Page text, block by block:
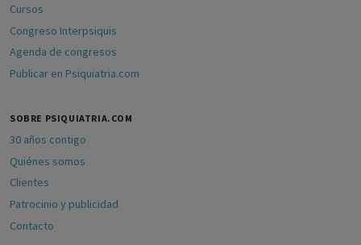
Cursos
Congreso Interpsiquis
Agenda de congresos
Publicar en Psiquiatria.com
SOBRE PSIQUIATRIA.COM
30 años contigo
Quiénes somos
Clientes
Patrocinio y publicidad
Contacto